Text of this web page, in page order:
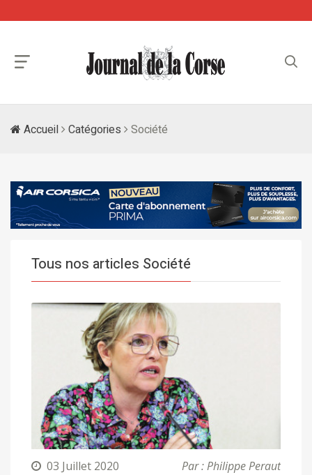
Accueil Catégories Société
Tous nos articles Société
03 Juillet 2020 Par : Philippe Peraut